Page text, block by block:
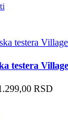
testera
RSD